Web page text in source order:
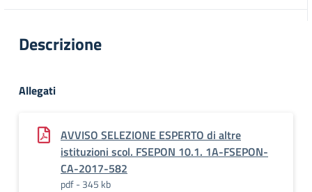
Descrizione
Allegati
AVVISO SELEZIONE ESPERTO di altre
istituzioni scol. FSEPON 10.1. 1A-FSEPON-
CA-2017-582
pdf - 345 kb